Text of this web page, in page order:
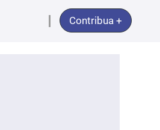
Contribua +